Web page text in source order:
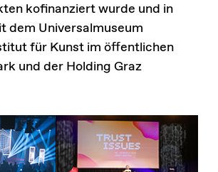
kofinanziert wurde und in
dem Universalmuseum
für Kunst im öffentlichen
und der Holding Graz